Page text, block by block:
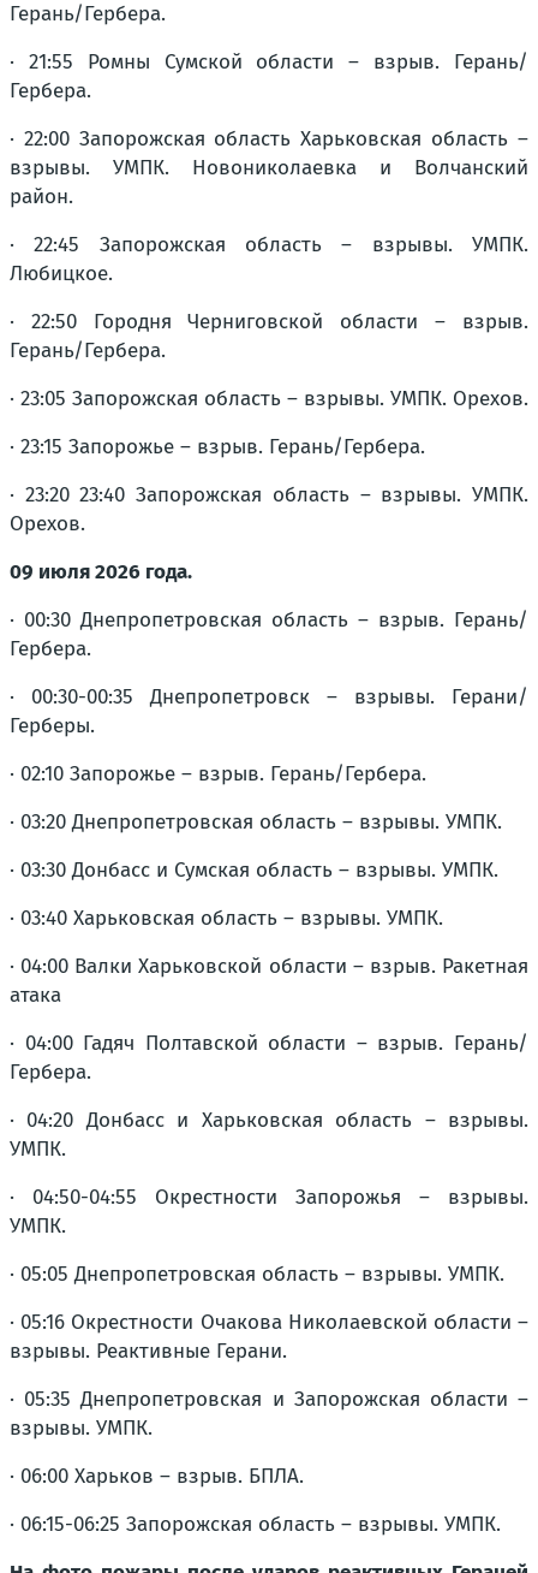
Герань/Гербера.
· 21:55 Ромны Сумской области – взрыв. Герань/
Гербера.
· 22:00 Запорожская область Харьковская область –
взрывы. УМПК. Новониколаевка и Волчанский
район.
· 22:45 Запорожская область – взрывы. УМПК.
Любицкое.
· 22:50 Городня Черниговской области – взрыв.
Герань/Гербера.
· 23:05 Запорожская область – взрывы. УМПК. Орехов.
· 23:15 Запорожье – взрыв. Герань/Гербера.
· 23:20 23:40 Запорожская область – взрывы. УМПК.
Орехов.
09 июля 2026 года.
· 00:30 Днепропетровская область – взрыв. Герань/
Гербера.
· 00:30-00:35 Днепропетровск – взрывы. Герани/
Герберы.
· 02:10 Запорожье – взрыв. Герань/Гербера.
· 03:20 Днепропетровская область – взрывы. УМПК.
· 03:30 Донбасс и Сумская область – взрывы. УМПК.
· 03:40 Харьковская область – взрывы. УМПК.
· 04:00 Валки Харьковской области – взрыв. Ракетная
атака
· 04:00 Гадяч Полтавской области – взрыв. Герань/
Гербера.
· 04:20 Донбасс и Харьковская область – взрывы.
УМПК.
· 04:50-04:55 Окрестности Запорожья – взрывы.
УМПК.
· 05:05 Днепропетровская область – взрывы. УМПК.
· 05:16 Окрестности Очакова Николаевской области –
взрывы. Реактивные Герани.
· 05:35 Днепропетровская и Запорожская области –
взрывы. УМПК.
· 06:00 Харьков – взрыв. БПЛА.
· 06:15-06:25 Запорожская область – взрывы. УМПК.